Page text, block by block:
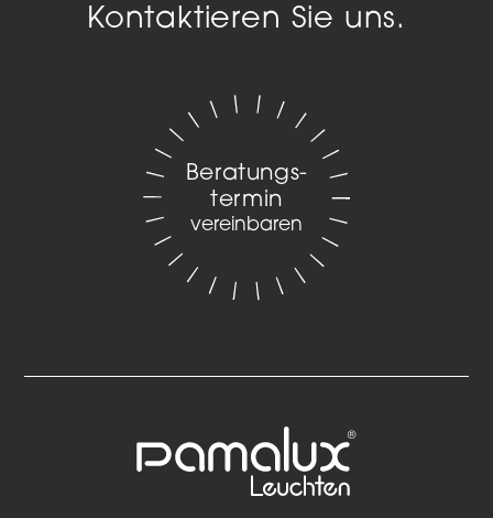
Kontaktieren Sie uns.
Beratungs­
termin
vereinbaren